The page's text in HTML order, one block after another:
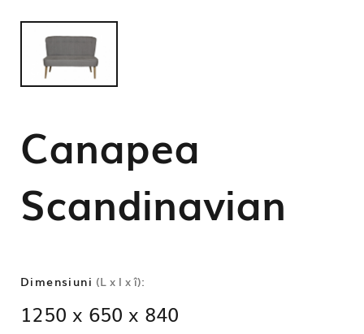
Canapea
Scandinavian
Dimensiuni (L x l x î):
1250 x 650 x 840